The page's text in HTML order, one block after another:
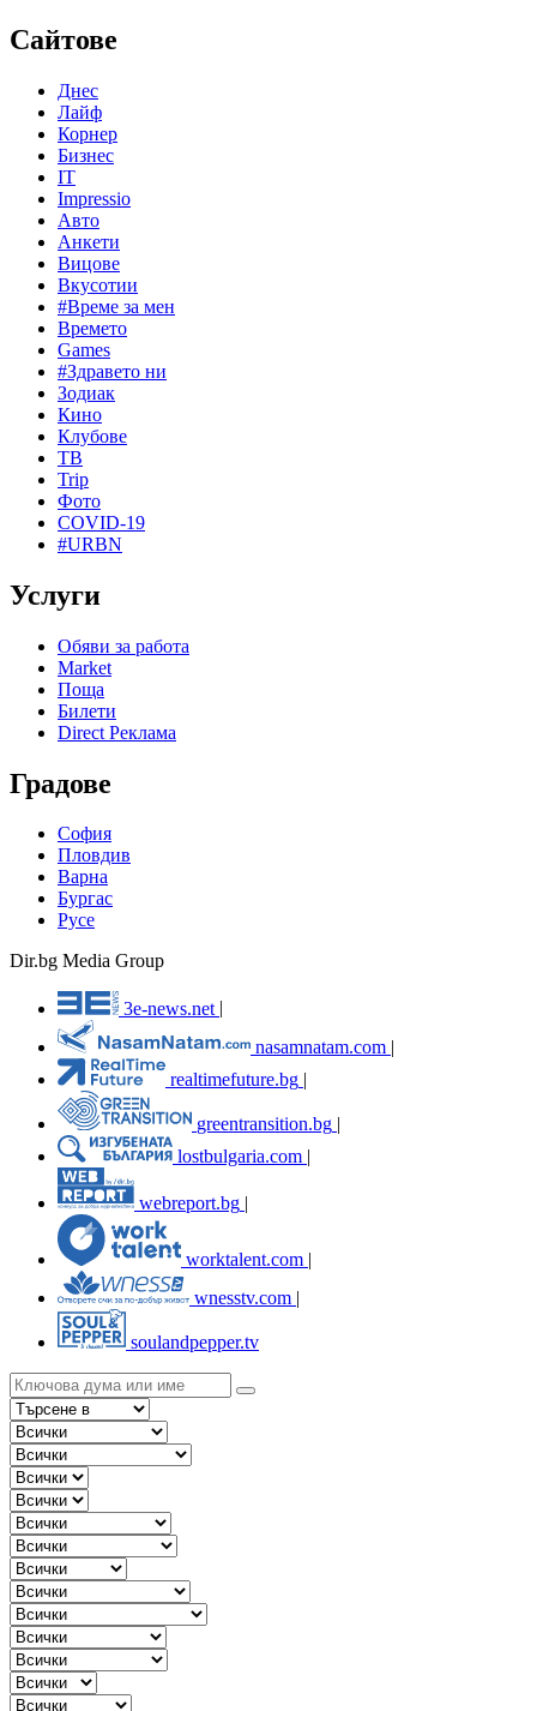
Сайтове
Днес
Лайф
Корнер
Бизнес
IT
Impressio
Авто
Анкети
Вицове
Вкусотии
#Време за мен
Времето
Games
#Здравето ни
Зодиак
Кино
Клубове
ТВ
Trip
Фото
COVID-19
#URBN
Услуги
Обяви за работа
Market
Поща
Билети
Direct Реклама
Градове
София
Пловдив
Варна
Бургас
Русе
Dir.bg Media Group
3e-news.net
nasamnatam.com |
realtimefuture.bg |
greentransition.bg |
lostbulgaria.com |
webreport.bg
worktalent.com |
wnesstv.com |
soulandpepper.tv